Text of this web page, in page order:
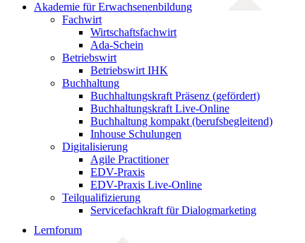
Akademie für Erwachsenenbildung
Fachwirt
Wirtschaftsfachwirt
Ada-Schein
Betriebswirt
Betriebswirt IHK
Buchhaltung
Buchhaltungskraft Präsenz (gefördert)
Buchhaltungskraft Live-Online
Buchhaltung kompakt (berufsbegleitend)
Inhouse Schulungen
Digitalisierung
Agile Practitioner
EDV-Praxis
EDV-Praxis Live-Online
Teilqualifizierung
Servicefachkraft für Dialogmarketing
Lernforum